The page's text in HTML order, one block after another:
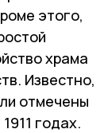
этого,
храма
Известно,
отмечены
годах.